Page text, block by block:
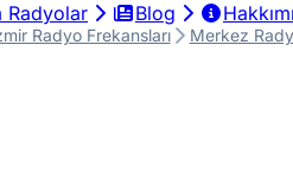
Radyolar Blog
Radyo Frekansları Merkez